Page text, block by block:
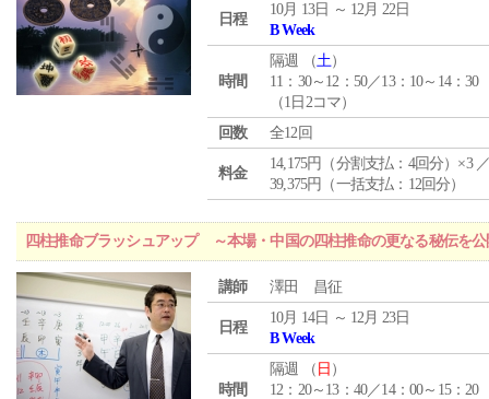
日程
10月 13日 ～ 12月 22日
B Week
時間
隔週 （土）
11：30～12：50／13：10～14：30
（1日2コマ）
回数
全12回
料金
14,175円（分割支払：4回分）×3
39,375円（一括支払：12回分）
四柱推命ブラッシュアップ ～本場・中国の四柱推命の更なる秘伝を
講師 澤田 昌征
日程
10月 14日 ～ 12月 23日
B Week
時間
隔週 （ 日 ）
12：20～13：40／14：00～15：20